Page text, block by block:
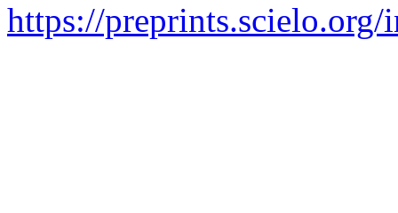
https://